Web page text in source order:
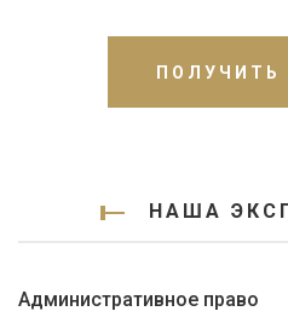
НАША
Административное право